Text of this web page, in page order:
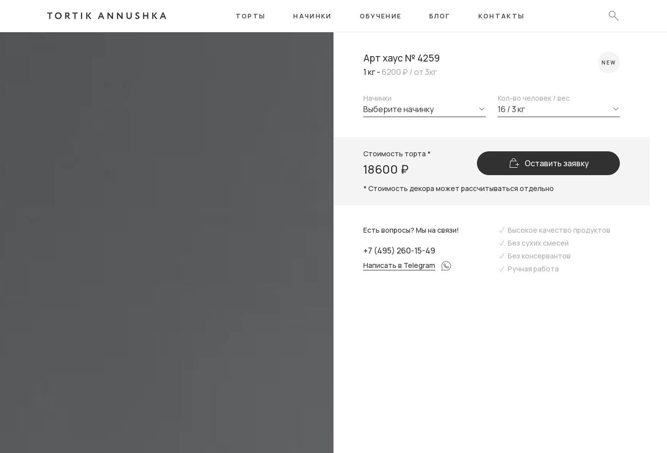
ТОРТЫ НАЧИНКИ ОБУЧЕНИЕ БЛОГ КОНТАКТЫ
Арт хаус № 4259
1 кг - 6200 ₽ / от 3кг
NEW
Начинки
выберите начинку
Кол-во человек / вес
16 / 3 кг
Стоимость торта *
18600 ₽ Оставить заявку
* Стоимость декора может рассчитываться отдельно
Есть вопросы? Мы на связи!
+7 (495) 260-15-49
Написать в Telegram
Высокое качество продуктов
Без сухих смесей
Без консервантов
Ручная работа